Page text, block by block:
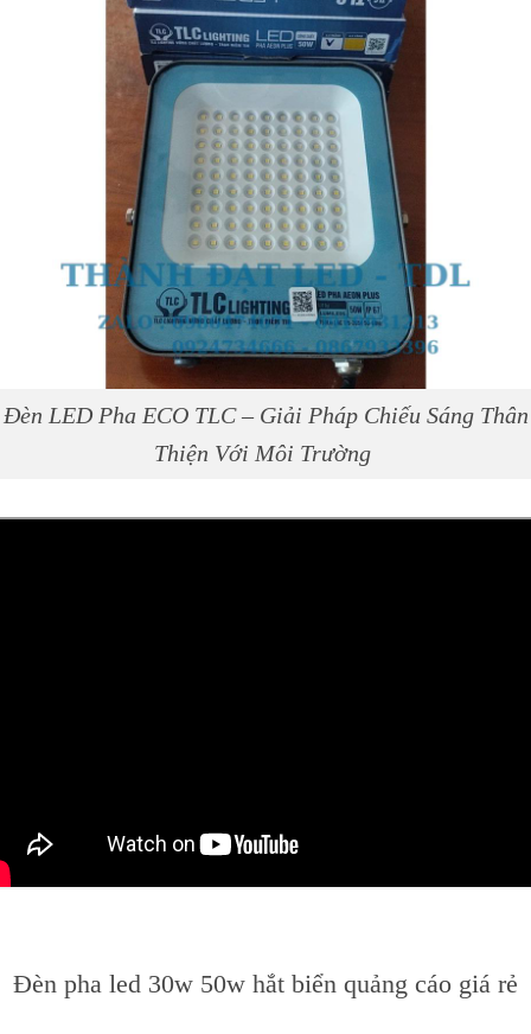
Đèn LED Pha ECO TLC – Giải Pháp Chiếu Sáng Thân
Thiện Với Môi Trường
Đèn pha led 30w 50w hắt biển quảng cáo giá rẻ